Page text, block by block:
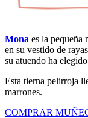
Mona es la pequeña
en su vestido de
su atuendo ha
Esta tierna pelirroja
marrones.
COMPRAR